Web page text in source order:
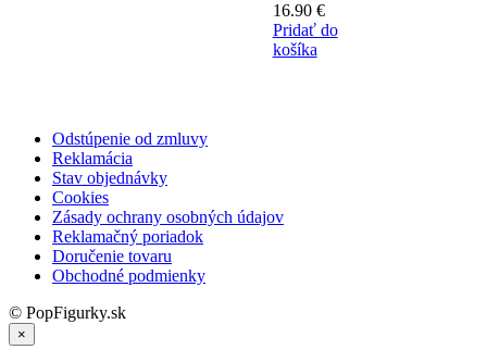
16.90 €
Pridať do
košíka
Odstúpenie od zmluvy
Reklamácia
Stav objednávky
Cookies
Zásady ochrany osobných údajov
Reklamačný poriadok
Doručenie tovaru
Obchodné podmienky
© PopFigurky.sk
×